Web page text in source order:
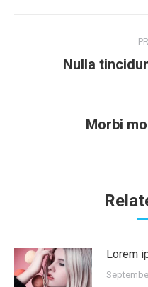
navigation
Nulla
Morbi
Lorem